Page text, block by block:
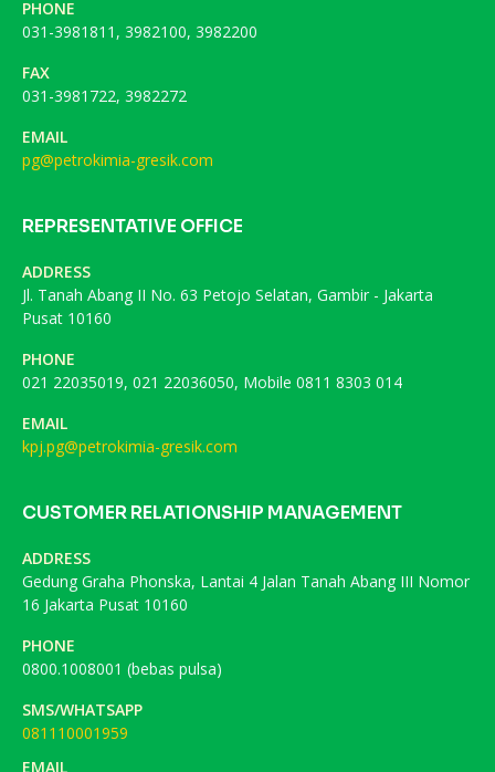
PHONE
031-3981811, 3982100, 3982200
FAX
031-3981722, 3982272
EMAIL
pg@petrokimia-gresik.com
REPRESENTATIVE OFFICE
ADDRESS
Jl. Tanah Abang II No. 63 Petojo Selatan, Gambir - Jakarta
Pusat 10160
PHONE
021 22035019, 021 22036050, Mobile 0811 8303 014
EMAIL
kpj.pg@petrokimia-gresik.com
CUSTOMER RELATIONSHIP MANAGEMENT
ADDRESS
Gedung Graha Phonska, Lantai 4 Jalan Tanah Abang III Nomor
16 Jakarta Pusat 10160
PHONE
0800.1008001 (bebas pulsa)
SMS/WHATSAPP
081110001959
EMAIL